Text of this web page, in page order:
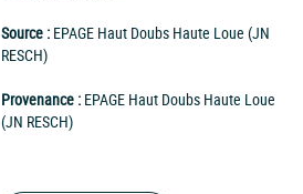
Source : EPAGE Haut Doubs Haute Loue (JN
RESCH)
Provenance : EPAGE Haut Doubs Haute Loue
(JN RESCH)